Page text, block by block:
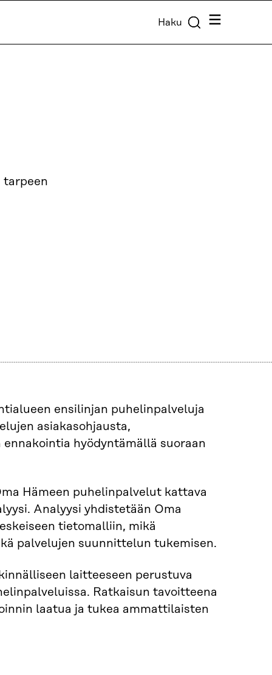
Haku Valikko
tarpeen
ensilinjan puhelinpalveluja
asiakasohjausta,
hyödyntämällä suoraan
Hämeen puhelinpalvelut kattava
Analyysi yhdistetään Oma
tietomalliin, mikä
palvelujen suunnittelun tukemisen.
laitteeseen perustuva
Ratkaisun tavoitteena
laatua ja tukea ammattilaisten